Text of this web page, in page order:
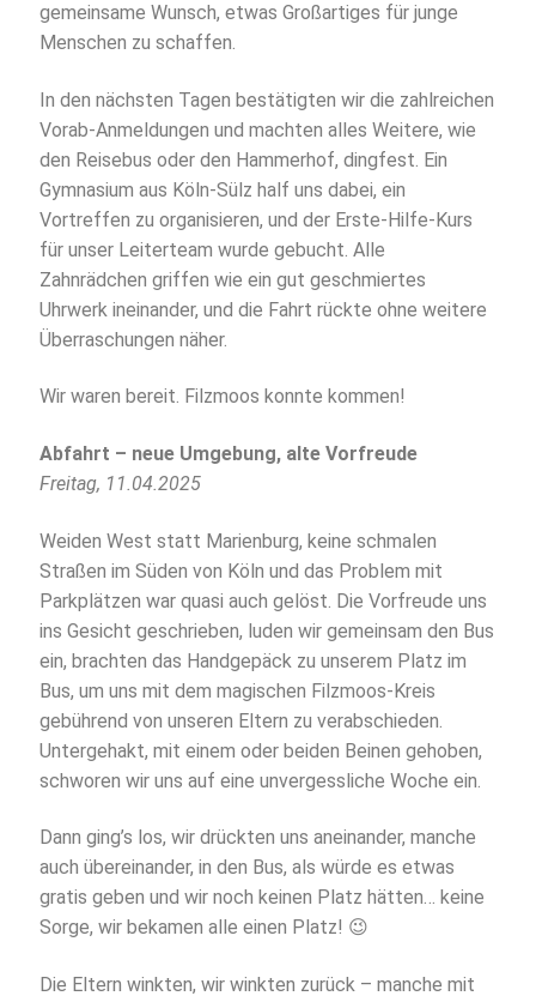
gemeinsame Wunsch, etwas Großartiges für junge
Menschen zu schaffen.
In den nächsten Tagen bestätigten wir die zahlreichen
Vorab-Anmeldungen und machten alles Weitere, wie
den Reisebus oder den Hammerhof, dingfest. Ein
Gymnasium aus Köln-Sülz half uns dabei, ein
Vortreffen zu organisieren, und der Erste-Hilfe-Kurs
für unser Leiterteam wurde gebucht. Alle
Zahnrädchen griffen wie ein gut geschmiertes
Uhrwerk ineinander, und die Fahrt rückte ohne weitere
Überraschungen näher.
Wir waren bereit. Filzmoos konnte kommen!
Abfahrt – neue Umgebung, alte Vorfreude
Freitag, 11.04.2025
Weiden West statt Marienburg, keine schmalen
Straßen im Süden von Köln und das Problem mit
Parkplätzen war quasi auch gelöst. Die Vorfreude uns
ins Gesicht geschrieben, luden wir gemeinsam den Bus
ein, brachten das Handgepäck zu unserem Platz im
Bus, um uns mit dem magischen Filzmoos-Kreis
gebührend von unseren Eltern zu verabschieden.
Untergehakt, mit einem oder beiden Beinen gehoben,
schworen wir uns auf eine unvergessliche Woche ein.
Dann ging’s los, wir drückten uns aneinander, manche
auch übereinander, in den Bus, als würde es etwas
gratis geben und wir noch keinen Platz hätten… keine
Sorge, wir bekamen alle einen Platz! 😉
Die Eltern winkten, wir winkten zurück – manche mit